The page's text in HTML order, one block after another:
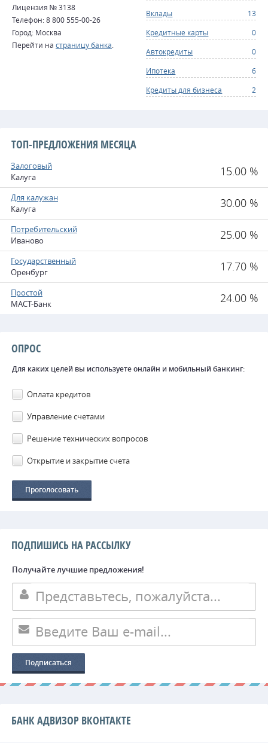
Лицензия № 3138
Телефон: 8 800 555-00-26
Город: Москва
Перейти на страницу банка
Вклады
13
Кредитные карты
0
Автокредиты
0
Ипотека
6
Кредиты для бизнеса
2
ТОП-ПРЕДЛОЖЕНИЯ МЕСЯЦА
Залоговый
Калуга
15.00 %
Для калужан
Калуга
30.00 %
Потребительский
Иваново
25.00 %
Государственный
Оренбург
17.70 %
Простой
МАСТ-Банк
24.00 %
ОПРОС
Для каких целей вы используете онлайн и мобильный банкинг:
Оплата кредитов
Управление счетами
Решение технических вопросов
Открытие и закрытие счета
ПОДПИШИСЬ НА РАССЫЛКУ
Получайте лучшие предложения!
БАНК АДВИЗОР ВКОНТАКТЕ